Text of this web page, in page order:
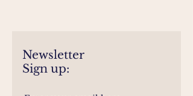
Newsletter
Sign up: